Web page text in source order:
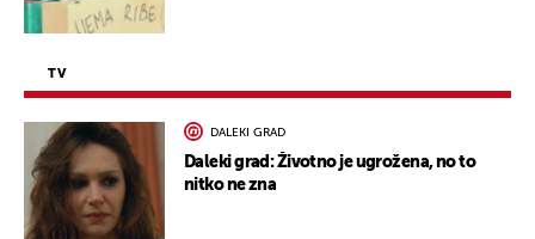
TV
DALEKI GRAD
Daleki grad: Životno je ugrožena, no to
nitko ne zna